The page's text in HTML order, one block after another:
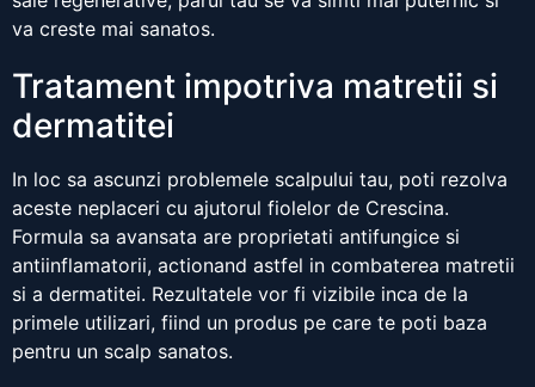
va creste mai sanatos.
Tratament impotriva matretii si
dermatitei
In loc sa ascunzi problemele scalpului tau, poti rezolva
aceste neplaceri cu ajutorul fiolelor de Crescina.
Formula sa avansata are proprietati antifungice si
antiinflamatorii, actionand astfel in combaterea matretii
si a dermatitei. Rezultatele vor fi vizibile inca de la
primele utilizari, fiind un produs pe care te poti baza
pentru un scalp sanatos.